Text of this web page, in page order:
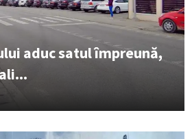
aduc satul împreună,